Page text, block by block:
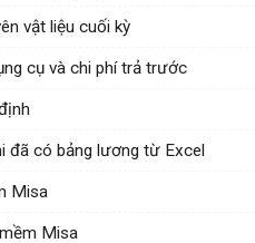
vật liệu cuối kỳ
cụ và chi phí trả trước
đã có bảng lương từ Excel
Misa
Misa